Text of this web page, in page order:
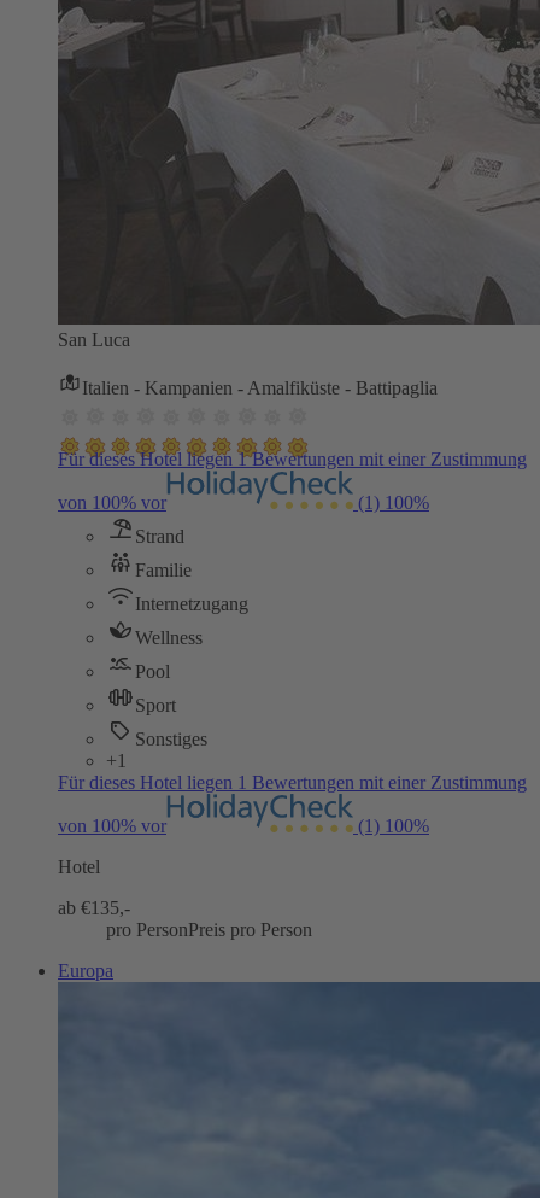
San Luca
Italien - Kampanien - Amalfiküste - Battipaglia
Für dieses Hotel liegen 1 Bewertungen mit einer Zustimmung
von 100% vor (1) 100%
Strand
Familie
Internetzugang
Wellness
Pool
Sport
Sonstiges
+1
Für dieses Hotel liegen 1 Bewertungen mit einer Zustimmung
von 100% vor (1) 100%
Hotel
ab €135,-
pro PersonPreis pro Person
Europa